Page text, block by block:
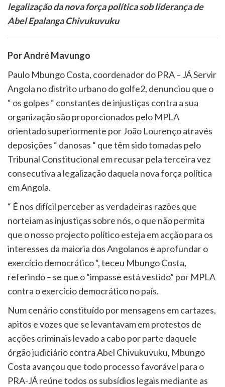
legalização da nova força política sob liderança de
Abel Epalanga Chivukuvuku
Por André Mavungo
Paulo Mbungo Costa, coordenador do PRA – JÁ Servir
Angola no distrito urbano do golfe2, denunciou que o
“ os golpes “ constantes de injustiças contra a sua
organização são proporcionados pelo MPLA
orientado superiormente por João Lourenço através
deposições “ danosas “ que têm sido tomadas pelo
Tribunal Constitucional em recusar pela terceira vez
consecutiva a legalização daquela nova força política
em Angola.
“ É nos difícil perceber as verdadeiras razões que
norteiam as injustiças sobre nós, o que não permita
que o nosso projecto político esteja em acção para os
interesses da maioria dos Angolanos e aprofundar o
exercício democrático “, teceu Mbungo Costa,
referindo – se que o “impasse está vestido” por MPLA
contra o exercício democrático no país.
Num cenário constituído por mensagens em cartazes,
apitos e vozes que se levantavam em protestos de
acções criminais levado a cabo por parte daquele
órgão judiciário contra Abel Chivukuvuku, Mbungo
Costa avançou que todo processo favorável para o
PRA-JÁ reúne todos os subsídios legais mediante as